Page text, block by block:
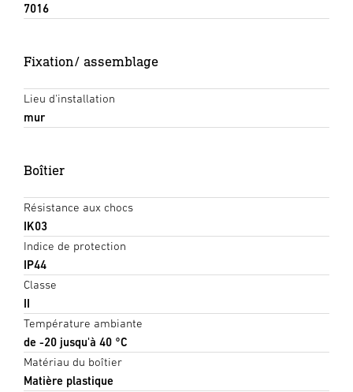
7016
Fixation/ assemblage
Lieu d'installation
mur
Boîtier
Résistance aux chocs
IK03
Indice de protection
IP44
Classe
II
Température ambiante
de -20 jusqu'à 40 °C
Matériau du boîtier
Matière plastique